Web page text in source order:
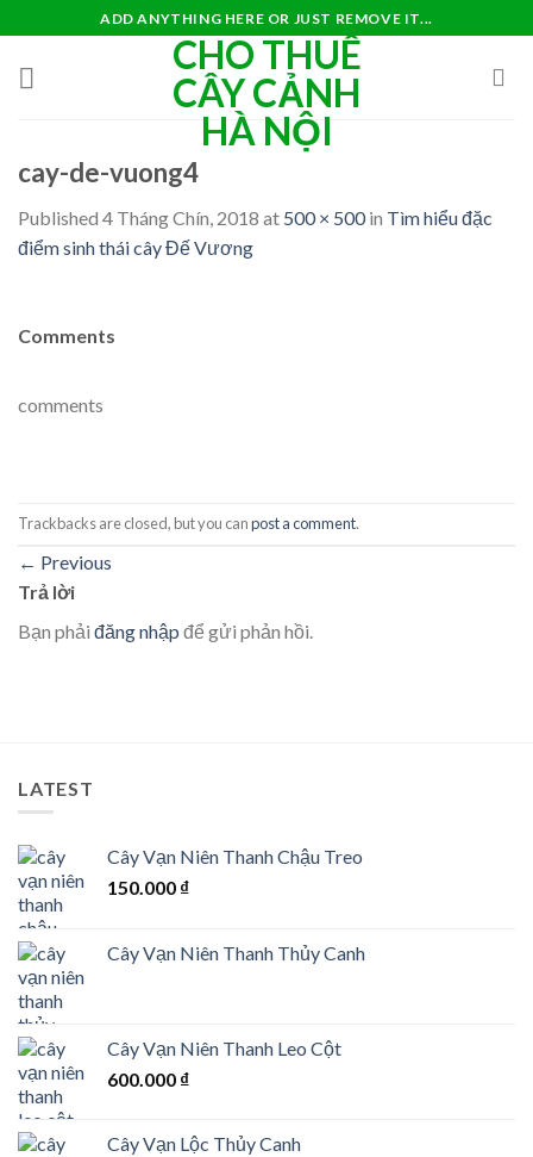
content
ADD ANYTHING HERE OR JUST REMOVE IT...
CHO THUÊ
CÂY CẢNH
HÀ NỘI
cay-de-vuong4
Published 4 Tháng Chín, 2018 at 500 × 500in Tìm hiểu đặc
điểm sinh thái cây Đế Vương
Comments
comments
Trackbacks are closed, but you canpost a comment.
← Previous
Trả lời
Bạn phải đăng nhập để gửi phản hồi.
LATEST
Cây Vạn Niên Thanh Chậu Treo
150.000 ₫
Cây Vạn Niên Thanh Thủy Canh
Cây Vạn Niên Thanh Leo Cột
600.000 ₫
Cây Vạn Lộc Thủy Canh